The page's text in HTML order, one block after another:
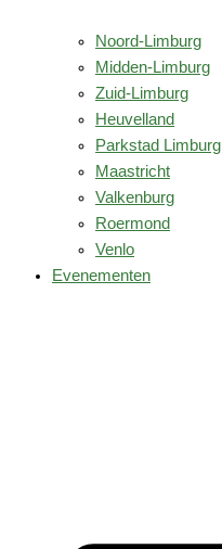
Noord-Limburg
Midden-Limburg
Zuid-Limburg
Heuvelland
Parkstad Limburg
Maastricht
Valkenburg
Roermond
Venlo
Evenementen